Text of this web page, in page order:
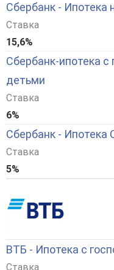
Сбербанк - Ипотека
Ставка
15,6%
Сбербанк-ипотека
детьми
Ставка
6%
Сбербанк -
Ставка
5%
ВТБ - Ипотека с
Ставка